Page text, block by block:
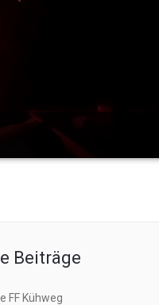
Beiträge
FF Kühweg